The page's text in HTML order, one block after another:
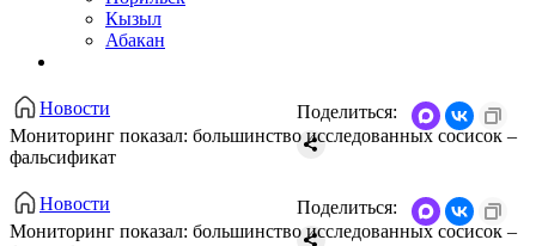
Кызыл
Абакан
Новости
​Мониторинг показал: большинство исследованных сосисок –
фальсификат
Поделиться:
Новости
​Мониторинг показал: большинство исследованных сосисок –
Поделиться: